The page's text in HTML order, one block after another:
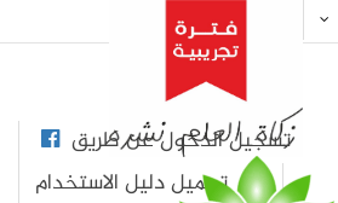
تسجيل الدخول عن طريق
تحميل دليل الاستخدام